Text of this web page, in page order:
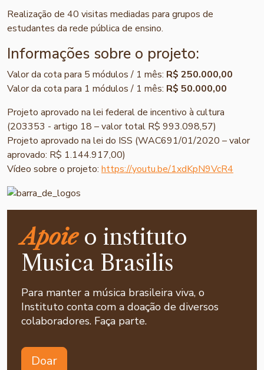
Realização de 40 visitas mediadas para grupos de
estudantes da rede pública de ensino.
Informações sobre o projeto:
Valor da cota para 5 módulos / 1 mês: R$ 250.000,00
Valor da cota para 1 módulos / 1 mês: R$ 50.000,00
Projeto aprovado na lei federal de incentivo à cultura
(203353 - artigo 18 – valor total R$ 993.098,57)
Projeto aprovado na lei do ISS (WAC691/01/2020 – valor
aprovado: R$ 1.144.917,00)
Vídeo sobre o projeto: https://youtu.be/1xdKpN9VcR4
Apoieo instituto
Musica Brasilis
Para manter a música brasileira viva, o
Instituto conta com a doação de diversos
colaboradores. Faça parte.
Doar